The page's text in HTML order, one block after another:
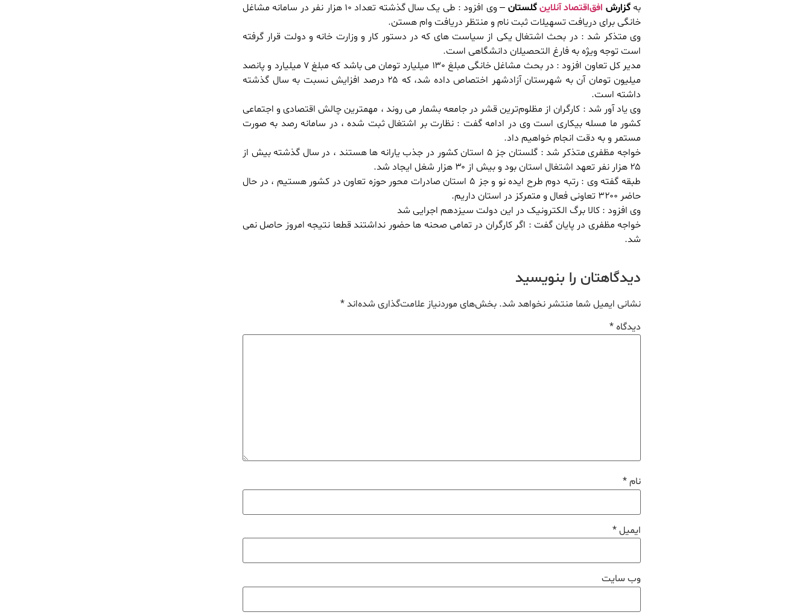
به گزارش افق‌اقتصاد آنلاینگلستان
– وی افزود : طی یک سال گذشته تعداد ۱۰ هزار نفر در سامانه مشاغل
خانگی برای دریافت تسهیلات ثبت نام و منتظر دریافت وام هستن.
وی متذکر شد : در بحث اشتغال یکی از سیاست های که در دستور کار و وزارت خانه و دولت قرار گرفته
است توجه ویژه به فارغ التحصیلان دانشگاهی است.
مدیر کل تعاون افزود : در بحث مشاغل خانگی مبلغ ۱۳۰ میلیارد تومان می باشد که مبلغ ۷ میلیارد و پانصد
میلیون تومان آن به شهرستان آزادشهر اختصاص داده شد، که ۲۵ درصد افزایش نسبت به سال گذشته
داشته است.
وی یاد آور شد : کارگران از مظلوم‌ترین قشر در جامعه بشمار می روند ، مهمترین چالش اقتصادی و اجتماعی
کشور ما مسله بیکاری است وی در ادامه گفت : نظارت بر اشتغال ثبت شده ، در سامانه رصد به صورت
مستمر و به دقت انجام خواهیم داد.
خواجه مظفری متذکر شد : گلستان جز ۵ استان کشور در جذب یارانه ها هستند ، در سال گذشته بیش از
۲۵ هزار نفر تعهد اشتغال استان بود و بیش از ۳۰ هزار شغل ایجاد شد.
طبقه گفته وی : رتبه دوم طرح ایده نو و جز ۵ استان صادرات محور حوزه تعاون در کشور هستیم ، در حال
حاضر ۳۲۰۰ تعاونی فعال و متمرکز در استان داریم.
وی افزود : کالا برگ الکترونیک در این دولت سیزدهم اجرایی شد
خواجه مظفری در پایان گفت : اگر کارگران در تمامی صحنه ها حضور نداشتند قطعا نتیجه امروز حاصل نمی
شد.
دیدگاهتان را بنویسید
نشانی ایمیل شما منتشر نخواهد شد. بخش‌های موردنیاز علامت‌گذاری شده‌اند*
دیدگاه*
نام*
ایمیل*
وب‌ سایت